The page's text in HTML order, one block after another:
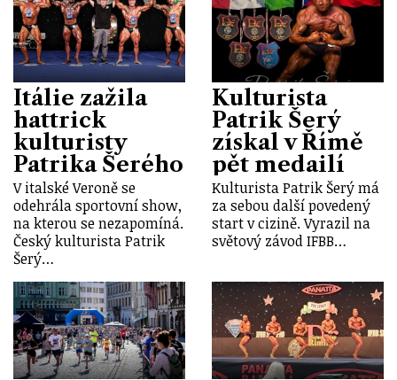
Itálie zažila
hattrick
kulturisty
Patrika Šerého
V italské Veroně se
odehrála sportovní show,
na kterou se nezapomíná.
Český kulturista Patrik
Šerý…
Kulturista
Patrik Šerý
získal v Římě
pět medailí
Kulturista Patrik Šerý má
za sebou další povedený
start v cizině. Vyrazil na
světový závod IFBB…